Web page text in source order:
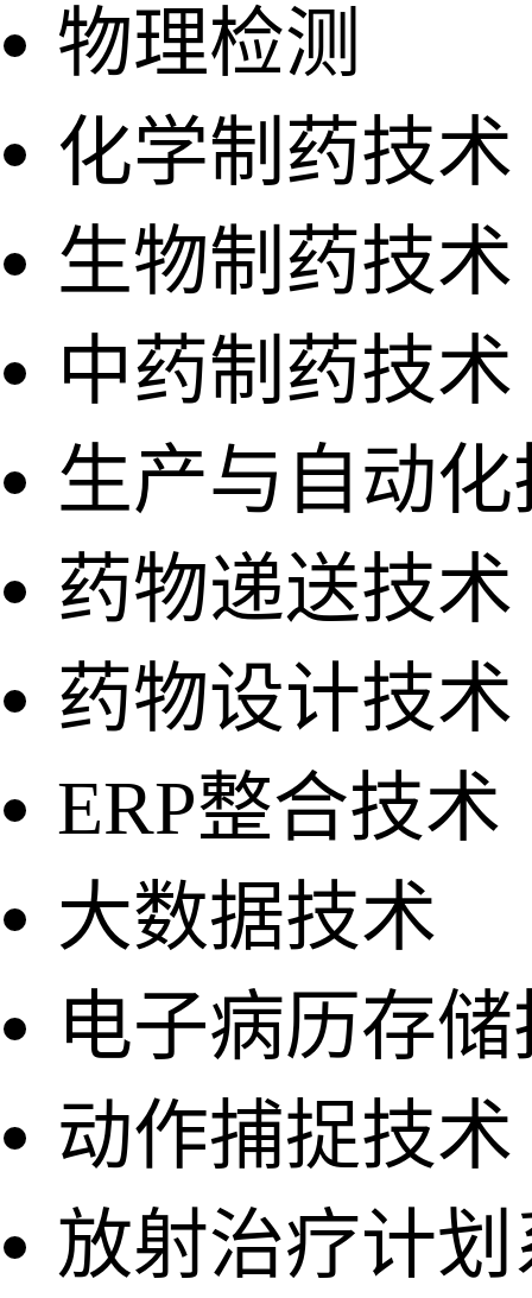
物理检测
化学制药技术
生物制药技术
中药制药技术
生产与自动
药物递送技术
药物设计技术
ERP整合技术
大数据技术
电子病历存
动作捕捉技术
放射治疗计